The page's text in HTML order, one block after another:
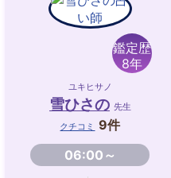
鑑定歴
8年
ユキヒサノ
雪ひさの 先生
クチコミ
9件
06:00～